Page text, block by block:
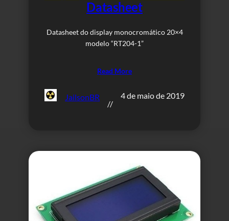
Datasheet
Datasheet do display monocromático 20×4
modelo “RT204-1”
Read More
JailsonBR
//
4 de maio de 2019